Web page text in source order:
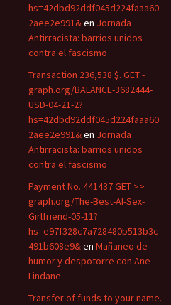
hs=42dbd92ddf045d224faaa60
2aee2e991&en Jornada
Antirracista: barrios unidos
contra el fascismo
Transaction 236,538 $. GET -
graph.org/BALANCE-3682444-
USD-04-21-2?
hs=42dbd92ddf045d224faaa60
2aee2e991&en Jornada
Antirracista: barrios unidos
contra el fascismo
Payment No. 441437 GET >>
graph.org/The-Best-AI-Sex-
Girlfriend-05-11?
hs=e97f328c7a728480b513b3c
491b608e9&en Mañaneo de
humor y despotorre con Ane
Lindane
Transfer of funds to your name.